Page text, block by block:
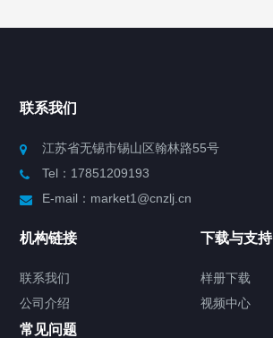
产品列表
制冷加热动态控温系统
Chiller直冷控温机组
联系我们
江苏省无锡市锡山区翰林路55号
Tel：17851209193
E-mail：market1@cnzlj.cn
机构链接
联系我们
公司介绍
下载与支持
样册下载
视频中心
常见问题